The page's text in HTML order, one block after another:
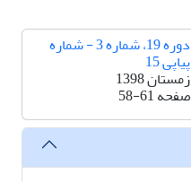
دوره 19، شماره 3 - شماره
پیاپی 15
زمستان 1398
صفحه58-61